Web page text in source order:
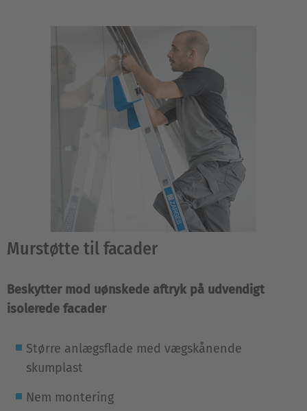
Murstøtte til facader
Beskytter mod uønskede aftryk på udvendigt
isolerede facader
Større anlægsflade med vægskånende
skumplast
Nem montering